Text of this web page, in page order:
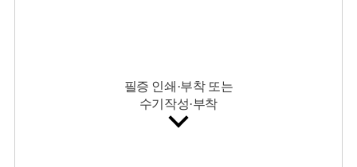
필증 인쇄·부착 또는
수기작성·부착